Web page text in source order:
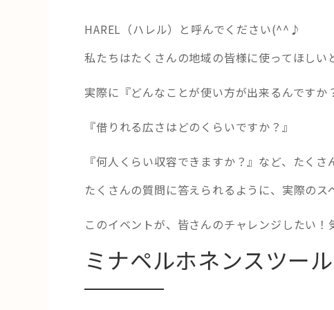
HAREL（ハレル）と呼んでください(^^♪
私たちはたくさんの地域の皆様に使ってほしい
実際に『どんなことが使い方が出来るんですか
『借りれる広さはどのくらいですか？』
『何人くらい収容できますか？』など、たくさ
たくさんの質問に答えられるように、実際のス
このイベントが、皆さんのチャレンジしたい！
ミナペルホネンスツー